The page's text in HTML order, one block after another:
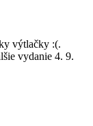
výtlačky :(.
vydanie 4. 9.